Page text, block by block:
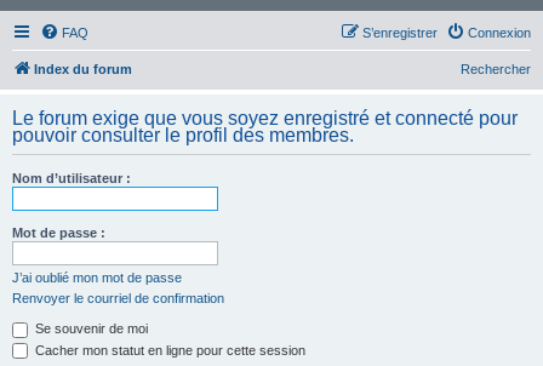
FAQ Connexion
S’enregistrer
Index du forum Rechercher
Le forum exige que vous soyez enregistré et connecté pour
pouvoir consulter le profil des membres.
Nom d’utilisateur :
Mot de passe :
J’ai oublié mon mot de passe
Renvoyer le courriel de confirmation
Se souvenir de moi
Cacher mon statut en ligne pour cette session